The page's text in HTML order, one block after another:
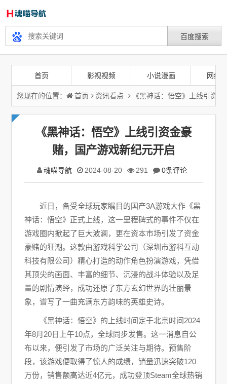
首页 影视视频 小说漫画 网络
您现在的位置： 首页 资讯看点 《黑神话：悟空》上线引资
《黑神话：悟空》上线引资金豪
赌，国产游戏新纪元开启
魂喵导航 2024-08-20 291 0条评论
近日，备受全球玩家瞩目的国产3A游戏大作《黑
神话：悟空》正式上线，这一里程碑式的事件不仅在
游戏圈内掀起了巨大波澜，更在资本市场引发了资金
豪赌的狂潮。这款由游戏科学公司（深圳市游科互动
科技有限公司）精心打造的动作角色扮演游戏，凭借
其顶尖的画面、丰富的细节、沉浸的战斗体验以及足
量的剧情演绎，成功还原了东方玄幻世界的壮丽景
象，谱写了一曲充满东方韵味的英雄史诗。
《黑神话：悟空》的上线时间定于北京时间2024
年8月20日上午10点，全球同步发售。这一消息自公
布以来，便引发了市场的广泛关注与期待。预售阶
段，该游戏便取得了惊人的成绩，销量迅速突破120
万份，销售额高达近4亿元，成功登顶Steam全球热销